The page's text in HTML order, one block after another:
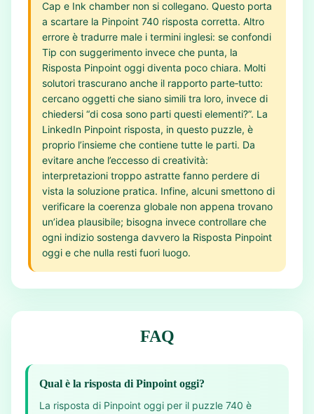
Cap e Ink chamber non si collegano. Questo porta
a scartare la Pinpoint 740 risposta corretta. Altro
errore è tradurre male i termini inglesi: se confondi
Tip con suggerimento invece che punta, la
Risposta Pinpoint oggi diventa poco chiara. Molti
solutori trascurano anche il rapporto parte‑tutto:
cercano oggetti che siano simili tra loro, invece di
chiedersi “di cosa sono parti questi elementi?”. La
LinkedIn Pinpoint risposta, in questo puzzle, è
proprio l’insieme che contiene tutte le parti. Da
evitare anche l’eccesso di creatività:
interpretazioni troppo astratte fanno perdere di
vista la soluzione pratica. Infine, alcuni smettono di
verificare la coerenza globale non appena trovano
un’idea plausibile; bisogna invece controllare che
ogni indizio sostenga davvero la Risposta Pinpoint
oggi e che nulla resti fuori luogo.
FAQ
Qual è la risposta di Pinpoint oggi?
La risposta di Pinpoint oggi per il puzzle 740 è